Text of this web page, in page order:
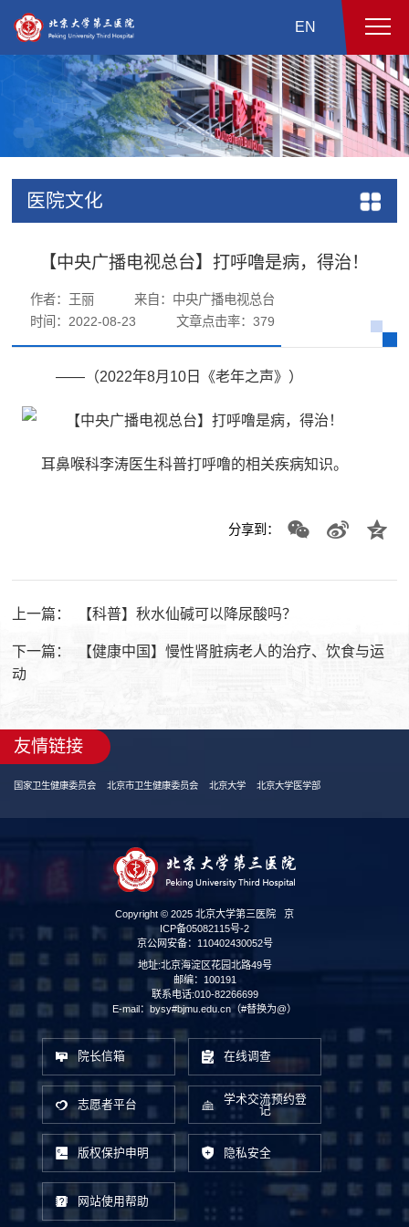
EN
医院文化
【中央广播电视总台】打呼噜是病，得治！
作者：王丽
来自：中央广播电视总台
时间：2022-08-23
文章点击率：379
——（2022年8月10日《老年之声》）
耳鼻喉科李涛医生科普打呼噜的相关疾病知识。
分享到：
上一篇： 【科普】秋水仙碱可以降尿酸吗？
下一篇：
【健康中国】慢性肾脏病老人的治疗、饮食与运
动
友情链接
国家卫生健康委员会 北京市卫生健康委员会 北京大学 北京大学医学部
Copyright © 2025 北京大学第三医院 京
ICP备05082115号-2
京公网安备：110402430052号
地址:北京海淀区花园北路49号
邮编：100191
联系电话:010-82266699
E-mail：bysy#bjmu.edu.cn（#替换为@）
院长信箱 在线调查
志愿者平台
学术交流预约登
记
版权保护申明 隐私安全
网站使用帮助